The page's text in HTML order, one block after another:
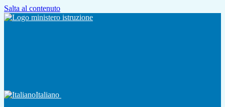
Salta al contenuto
Italiano